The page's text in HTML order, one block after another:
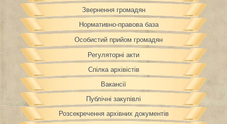
Звернення громадян
Нормативно-правова база
Особистий прийом громадян
Регуляторні акти
Спілка архівістів
Вакансії
Публічні закупівлі
Розсекречення архівних документів